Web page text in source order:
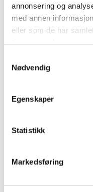
annonsering og
med annen
eller som de har
Nødvendig
Egenskaper
Statistikk
Markedsføring
Skriv en kommentar
Navn